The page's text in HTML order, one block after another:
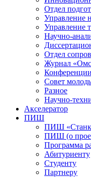
Отдел
Управление
Управление
Научно-
Отдел
Журнал
Совет
Разное
Научно-
Акселератор
ПИШ
ПИШ
ПИШ (о
Программа
Абитуриенту
Студенту
Партнеру